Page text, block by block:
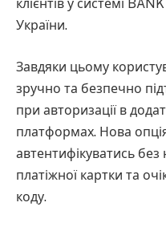
клієнтів у системі
України.
Завдяки цьому
зручно та безпечно
при авторизації в
платформах. Нова
автентифікуватись без
платіжної картки та
коду.